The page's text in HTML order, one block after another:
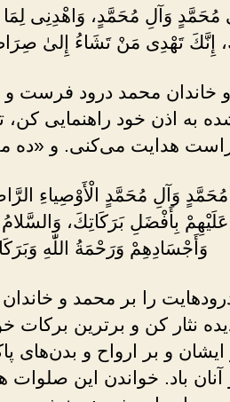
وَآلِ مُحَمَّدٍ، وَاهْدِنِى
إِنَّكَ تَهْدِى مَنْ تَشَاءُ إِلىٰ
و خاندان محمد درود فرست و
به اذن خود راهنمایى کن،
هدایت می‌کنی. و «ده
وَآلِ مُحَمَّدٍ الْأَوْصِياءِ
بِأَفْضَلِ بَرَكَاتِكَ،
وَأَجْسَادِهِمْ وَرَحْمَةُ اللّٰهِ
را بر محمد و
نثار کن و برترین برکات
و بر ارواح و بدن‌های
آنان باد. خواندن این